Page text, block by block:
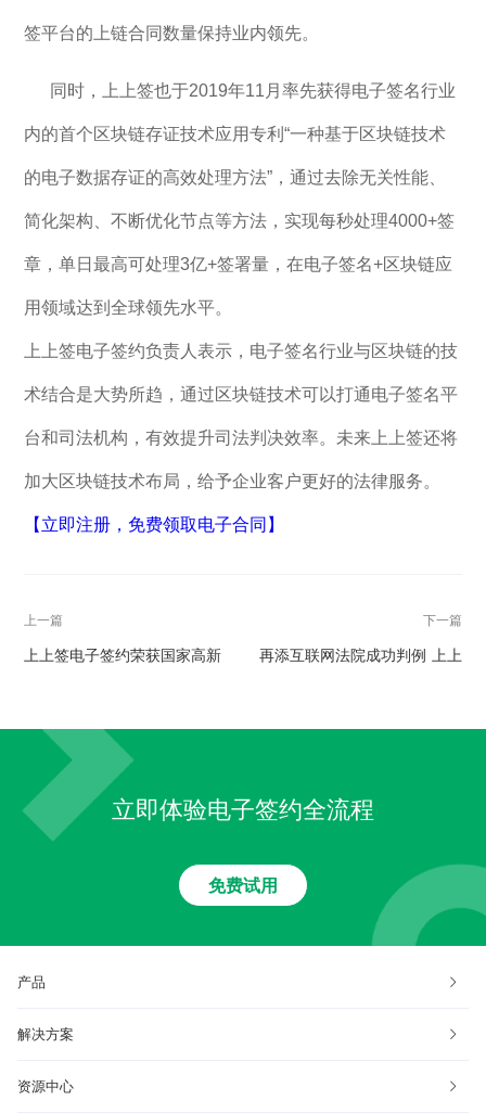
签平台的上链合同数量保持业内领先。
同时，上上签也于2019年11月率先获得电子签名行业
内的首个区块链存证技术应用专利“一种基于区块链技术
的电子数据存证的高效处理方法”，通过去除无关性能、
简化架构、不断优化节点等方法，实现每秒处理4000+签
章，单日最高可处理3亿+签署量，在电子签名+区块链应
用领域达到全球领先水平。
上上签电子签约负责人表示，电子签名行业与区块链的技
术结合是大势所趋，通过区块链技术可以打通电子签名平
台和司法机构，有效提升司法判决效率。未来上上签还将
加大区块链技术布局，给予企业客户更好的法律服务。
【立即注册，免费领取电子合同】
上一篇
上上签电子签约荣获国家高新
下一篇
再添互联网法院成功判例 上上
立即体验电子签约全流程
免费试用
产品
解决方案
资源中心